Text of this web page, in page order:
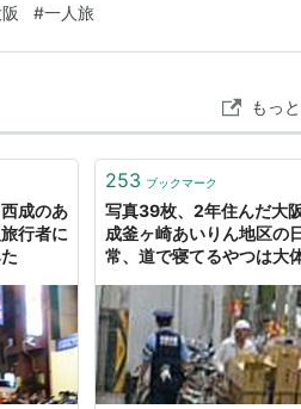
独断と偏見で何かの参考になればと
#一人旅
もっ
成のあ
行者に
253 ブックマーク
写真39枚、2年住んだ大
成釜ヶ崎あいりん地区の
常、道で寝てるやつは大